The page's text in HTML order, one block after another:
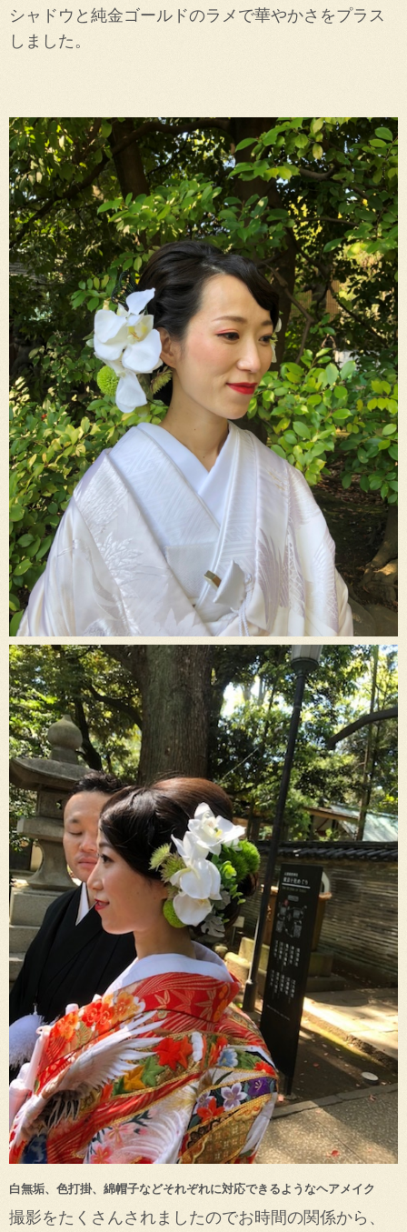
シャドウと純金ゴールドのラメで華やかさをプラス
しました。
白無垢、色打掛、綿帽子などそれぞれに対応できるようなヘアメイク
撮影をたくさんされましたのでお時間の関係から、